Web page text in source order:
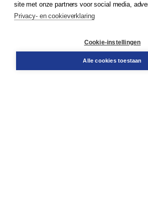
Bestellen
site met onze partners voor social media,
Privacy- en cookieverklaring
Cookie-instellingen
Alle cookies toestaan